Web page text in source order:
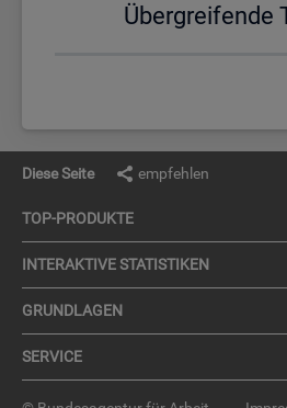
Über­grei­fen­de
Diese Seite empfehlen
TOP-PRO­DUK­TE
IN­TER­AK­TI­VE STA­TIS­TI­KEN
GRUND­LA­GEN
SER­VICE